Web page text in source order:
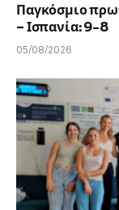
Παγκόσμιο
– Ισπανία: 9-8
05/08/2026